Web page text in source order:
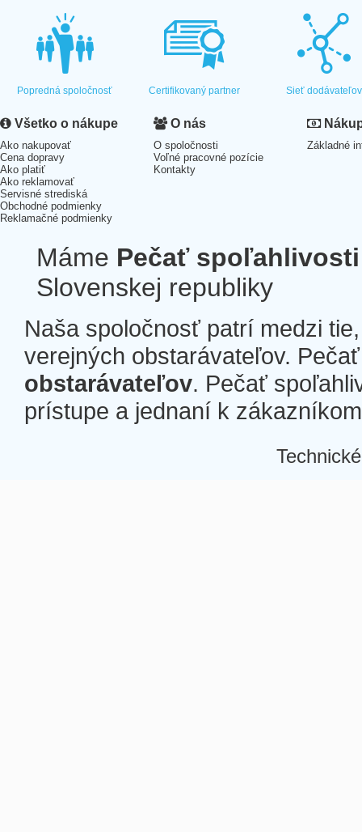
Popredná spoločnosť Certifikovaný partner Sieť dodávateľov
Všetko o nákupe
Ako nakupovať
Cena dopravy
Ako platiť
Ako reklamovať
Servisné strediská
Obchodné podmienky
Reklamačné podmienky
O nás
O spoločnosti
Voľné pracovné pozície
Kontakty
Základné
Máme Pečať spoľahlivosti
Slovenskej republiky
Naša spoločnosť patrí medzi
verejných obstarávateľov.
obstarávateľov. Pečať
prístupe a jednaní k